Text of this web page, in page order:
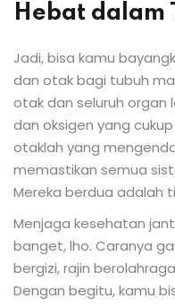
Hebat dalam
Jadi, bisa kamu
dan otak bagi tubuh
otak dan seluruh organ
dan oksigen yang
otaklah yang
memastikan semua
Mereka berdua adalah
Menjaga kesehatan
banget, lho. Caranya
bergizi, rajin
Dengan begitu, kamu